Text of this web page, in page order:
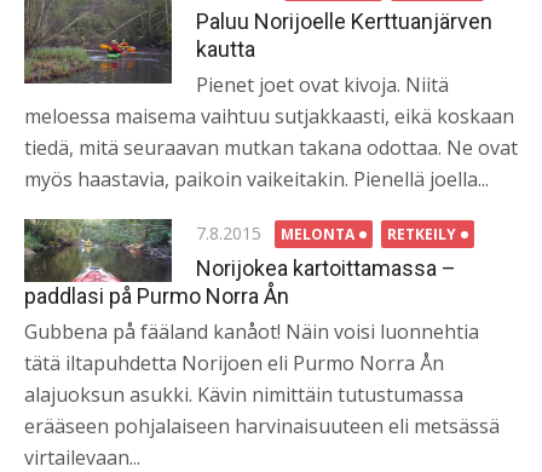
on
Paluu Norijoelle Kerttuanjärven
kautta
Pienet joet ovat kivoja. Niitä
meloessa maisema vaihtuu sutjakkaasti, eikä koskaan
tiedä, mitä seuraavan mutkan takana odottaa. Ne ovat
myös haastavia, paikoin vaikeitakin. Pienellä joella...
Posted
on
7.8.2015 MELONTA RETKEILY
Norijokea kartoittamassa –
paddlasi på Purmo Norra Ån
Gubbena på fääland kanåot! Näin voisi luonnehtia
tätä iltapuhdetta Norijoen eli Purmo Norra Ån
alajuoksun asukki. Kävin nimittäin tutustumassa
erääseen pohjalaiseen harvinaisuuteen eli metsässä
virtailevaan...